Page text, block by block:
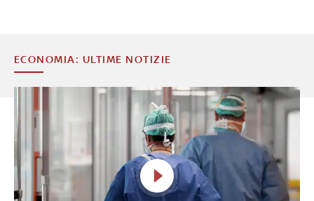
ECONOMIA: ULTIME NOTIZIE